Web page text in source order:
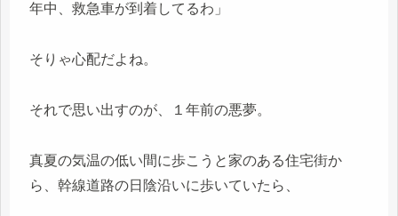
年中、救急車が到着してるわ」
そりゃ心配だよね。
それで思い出すのが、１年前の悪夢。
真夏の気温の低い間に歩こうと家のある住宅街か
ら、幹線道路の日陰沿いに歩いていたら、